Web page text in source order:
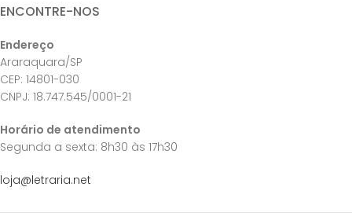
ENCONTRE-NOS
Endereço
Araraquara/SP
CEP: 14801-030
CNPJ: 18.747.545/0001-21
Horário de atendimento
Segunda a sexta: 8h30 às 17h30
loja@letraria.net